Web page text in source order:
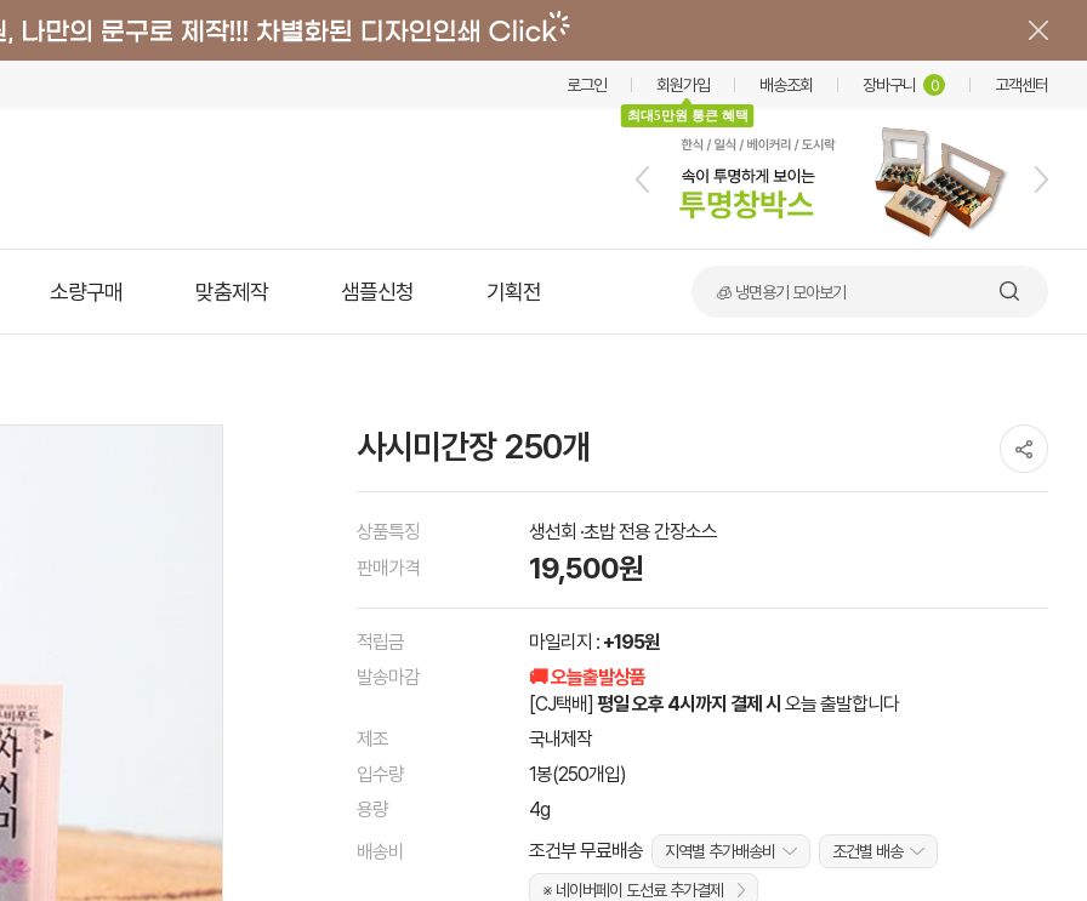
로그인 회원가입
최대5만원 통큰 혜택
배송조회 장바구니 0 고객센터
소량구매 맞춤제작 샘플신청 기획전 🍲 덮밥·비빔밥 가마솥용기
사시미간장 250개
상품특징
생선회 ·초밥 전용 간장소스
판매가격
19,500원
적립금 마일리지 : +195원
발송마감
🚚 오늘출발상품
[CJ택배] 평일 오후 4시까지 결제 시 오늘 출발합니다
제조
국내제작
입수량
1봉(250개입)
용량
4g
배송비
조건부 무료배송 지역별 추가배송비
조건별 배송
※ 네이버페이 도선료 추가결제